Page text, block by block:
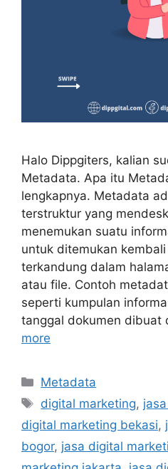
Halo Dippgiters, kalian
Metadata. Apa itu
lengkapnya. Metadata
terstruktur yang
menemukan suatu
untuk ditemukan
terkandung dalam
atau file. Contoh
seperti kumpulan
tanggal dokumen dibuat
more
Metadata
digital marketing,
digital marketing bekasi,
bogor, jasa digital